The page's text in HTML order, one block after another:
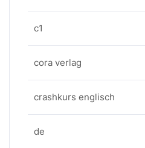
c1
cora verlag
crashkurs englisch
de